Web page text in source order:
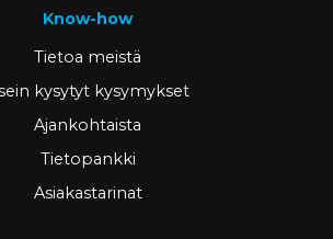
Know-how
Tietoa meistä
kysytyt kysymykset
Ajankohtaista
Tietopankki
Asiakastarinat